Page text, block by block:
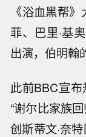
《浴血黑帮
菲、巴里·基
出演，伯明翰
此前BBC宣布
“谢尔比家族
创斯蒂文·奈